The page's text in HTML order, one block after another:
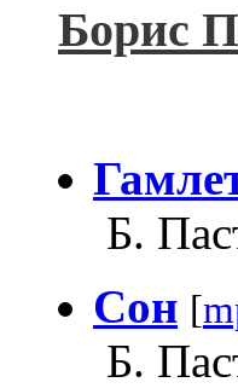
Борис
Б.
Сон [
Б.